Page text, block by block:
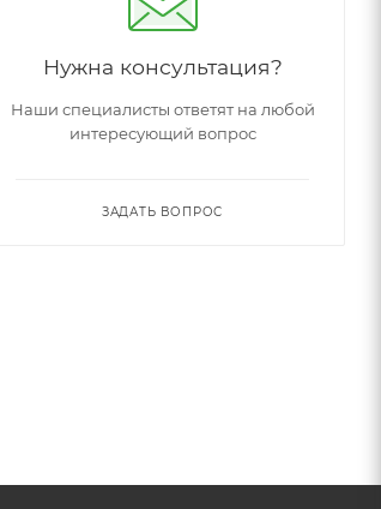
Нужна консультация?
Наши специалисты ответят на любой
интересующий вопрос
ЗАДАТЬ ВОПРОС